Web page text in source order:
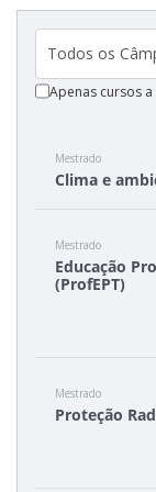
Apenas cursos a
Mestrado
Clima e
Mestrado
Educação
(ProfEPT)
Mestrado
Proteção